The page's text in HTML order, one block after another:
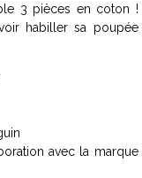
3 pièces en coton !
habiller sa poupée
avec la marque